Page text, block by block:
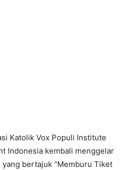
Katolik Vox Populi Institute
Indonesia kembali menggelar
bertajuk “Memburu Tiket